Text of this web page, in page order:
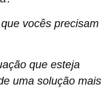
vocês precisam
que esteja
uma solução mais